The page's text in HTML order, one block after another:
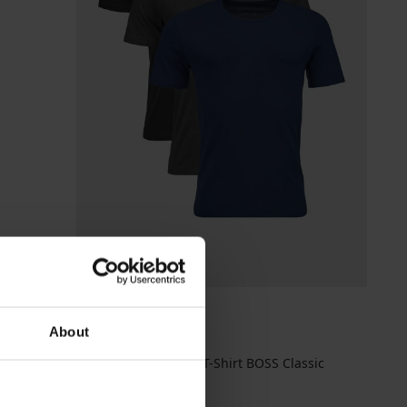
AboutPREMIUM
3er-PACK Baumwoll-T-Shirt BOSS Classic